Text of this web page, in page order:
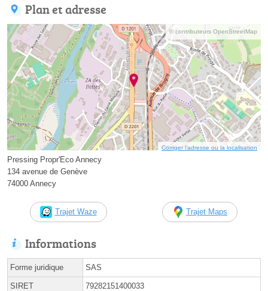
Plan et adresse
© contributeurs OpenStreetMap
Corriger l’adresse ou la localisation
Pressing Propr'Eco Annecy
134 avenue de Genève
74000 Annecy
Trajet Waze Trajet Maps
Informations
Forme juridique SAS
SIRET 79282151400033